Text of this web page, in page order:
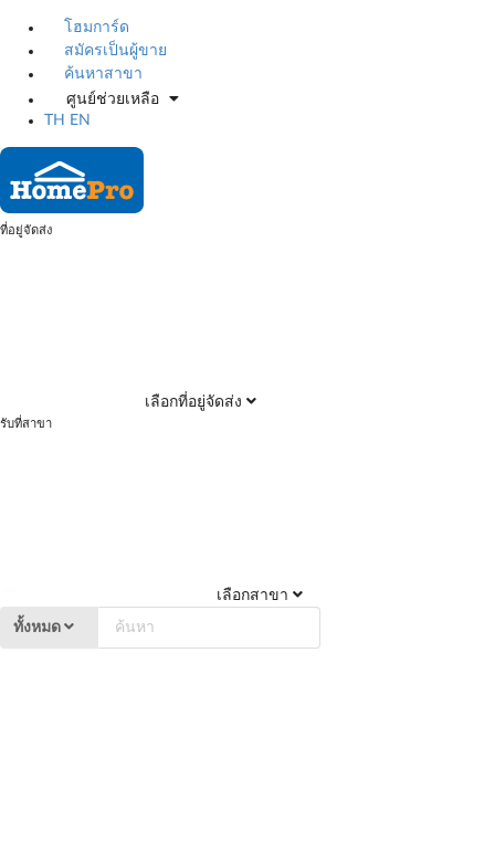
โฮมการ์ด
สมัครเป็นผู้ขาย
ค้นหาสาขา
ศูนย์ช่วยเหลือ
TH
EN
ที่อยู่จัดส่ง
เลือกที่อยู่จัดส่ง
รับที่สาขา
เลือกสาขา
ทั้งหมด